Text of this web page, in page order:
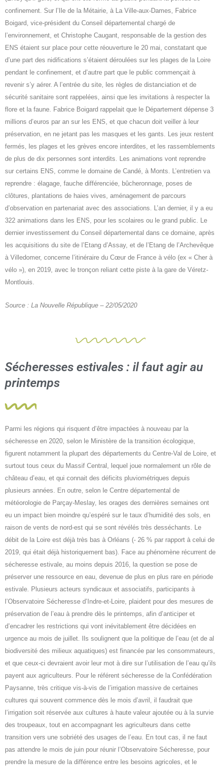
confinement. Sur l’Ile de la Métairie, à La Ville-aux-Dames, Fabrice
Boigard, vice-président du Conseil départemental chargé de
l’environnement, et Christophe Caugant, responsable de la gestion des
ENS étaient sur place pour cette réouverture le 20 mai, constatant que
d’une part des nidifications s’étaient déroulées sur les plages de la Loire
pendant le confinement, et d’autre part que le public commençait à
revenir s’y aérer. A l’entrée du site, les règles de distanciation et de
sécurité sanitaire sont rappelées, ainsi que les invitations à respecter la
flore et la faune. Fabrice Boigard rappelait que le Département dépense 3
millions d’euros par an sur les ENS, et que chacun doit veiller à leur
préservation, en ne jetant pas les masques et les gants. Les jeux restent
fermés, les plages et les grèves encore interdites, et les rassemblements
de plus de dix personnes sont interdits. Les animations vont reprendre
sur certains ENS, comme le domaine de Candé, à Monts. L’entretien va
reprendre : élagage, fauche différenciée, bûcheronnage, poses de
clôtures, plantations de haies vives, aménagement de parcours
d’observation en partenariat avec des associations. L’an dernier, il y a eu
322 animations dans les ENS, pour les scolaires ou le grand public. Le
dernier investissement du Conseil départemental dans ce domaine, après
les acquisitions du site de l’Etang d’Assay, et de l’Etang de l’Archevêque
à Villedomer, concerne l’itinéraire du Cœur de France à vélo (ex « Cher à
vélo »), en 2019, avec le tronçon reliant cette piste à la gare de Véretz-
Montlouis.
Source : La Nouvelle République – 22/05/2020
Sécheresses estivales : il faut agir au
printemps
Parmi les régions qui risquent d’être impactées à nouveau par la
sécheresse en 2020, selon le Ministère de la transition écologique,
figurent notamment la plupart des départements du Centre-Val de Loire, et
surtout tous ceux du Massif Central, lequel joue normalement un rôle de
château d’eau, et qui connait des déficits pluviométriques depuis
plusieurs années. En outre, selon le Centre départemental de
météorologie de Parçay-Meslay, les orages des dernières semaines ont
eu un impact bien moindre qu’espéré sur le taux d’humidité des sols, en
raison de vents de nord-est qui se sont révélés très desséchants. Le
débit de la Loire est déjà très bas à Orléans (- 26 % par rapport à celui de
2019, qui était déjà historiquement bas). Face au phénomène récurrent de
sécheresse estivale, au moins depuis 2016, la question se pose de
préserver une ressource en eau, devenue de plus en plus rare en période
estivale. Plusieurs acteurs syndicaux et associatifs, participants à
l’Observatoire Sécheresse d’Indre-et-Loire, plaident pour des mesures de
préservation de l’eau à prendre dès le printemps, afin d’anticiper et
d’encadrer les restrictions qui vont inévitablement être décidées en
urgence au mois de juillet. Ils soulignent que la politique de l’eau (et de al
biodiversité des milieux aquatiques) est financée par les consommateurs,
et que ceux-ci devraient avoir leur mot à dire sur l’utilisation de l’eau qu’ils
payent aux agriculteurs. Pour le référent sécheresse de la Confédération
Paysanne, très critique vis-à-vis de l’irrigation massive de certaines
cultures qui souvent commence dès le mois d’avril, il faudrait que
l’irrigation soit réservée aux cultures à haute valeur ajoutée ou à la survie
des troupeaux, tout en accompagnant les agriculteurs dans cette
transition vers une sobriété des usages de l’eau. En tout cas, il ne faut
pas attendre le mois de juin pour réunir l’Observatoire Sécheresse, pour
prendre la mesure de la différence entre les besoins agricoles, et le